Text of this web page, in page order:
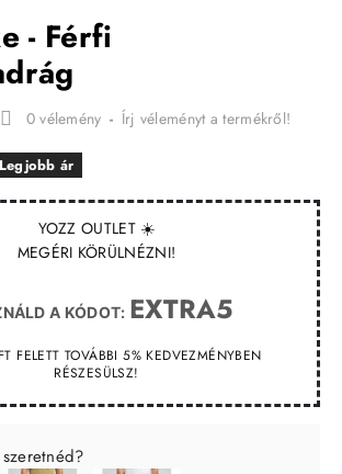
- Férfi
YOZZ OUTLET ☀️
MEGÉRI KÖRÜLNÉZNI!
A KÓDOT: EXTRA5
FELETT TOVÁBBI 5% KEDVEZMÉNYBEN
RÉSZESÜLSZ!
Legjobb ár
0 vélemény - Írj véleményt a termékről!